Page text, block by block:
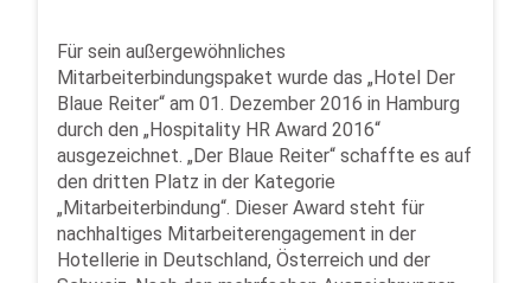
Für sein außergewöhnliches
Mitarbeiterbindungspaket wurde das „Hotel Der
Blaue Reiter“ am 01. Dezember 2016 in Hamburg
durch den „Hospitality HR Award 2016“
ausgezeichnet. „Der Blaue Reiter“ schaffte es auf
den dritten Platz in der Kategorie
„Mitarbeiterbindung“. Dieser Award steht für
nachhaltiges Mitarbeiterengagement in der
Hotellerie in Deutschland, Österreich und der